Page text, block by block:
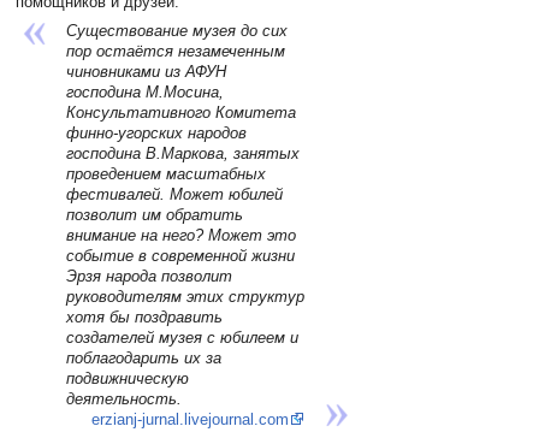
Существование музея до сих
пор остаётся незамеченным
чиновниками из АФУН
господина М.Мосина,
Консультативного Комитета
финно-угорских народов
господина В.Маркова, занятых
проведением масштабных
фестивалей. Может юбилей
позволит им обратить
внимание на него? Может это
событие в современной жизни
Эрзя народа позволит
руководителям этих структур
хотя бы поздравить
создателей музея с юбилеем и
поблагодарить их за
подвижническую
деятельность.
erzianj-jurnal.livejournal.com